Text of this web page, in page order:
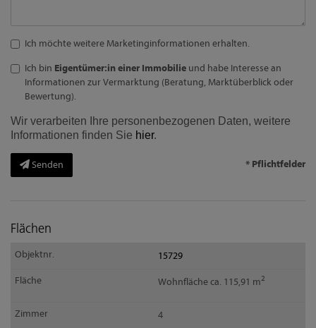
Ich möchte weitere Marketinginformationen erhalten.
Ich bin Eigentümer:in einer Immobilie und habe Interesse an
Informationen zur Vermarktung (Beratung, Marktüberblick oder
Bewertung).
Wir verarbeiten Ihre personenbezogenen Daten, weitere
Informationen finden Sie hier.
Senden * Pflichtfelder
Flächen
15729
Wohnfläche ca. 115,91 m2
4